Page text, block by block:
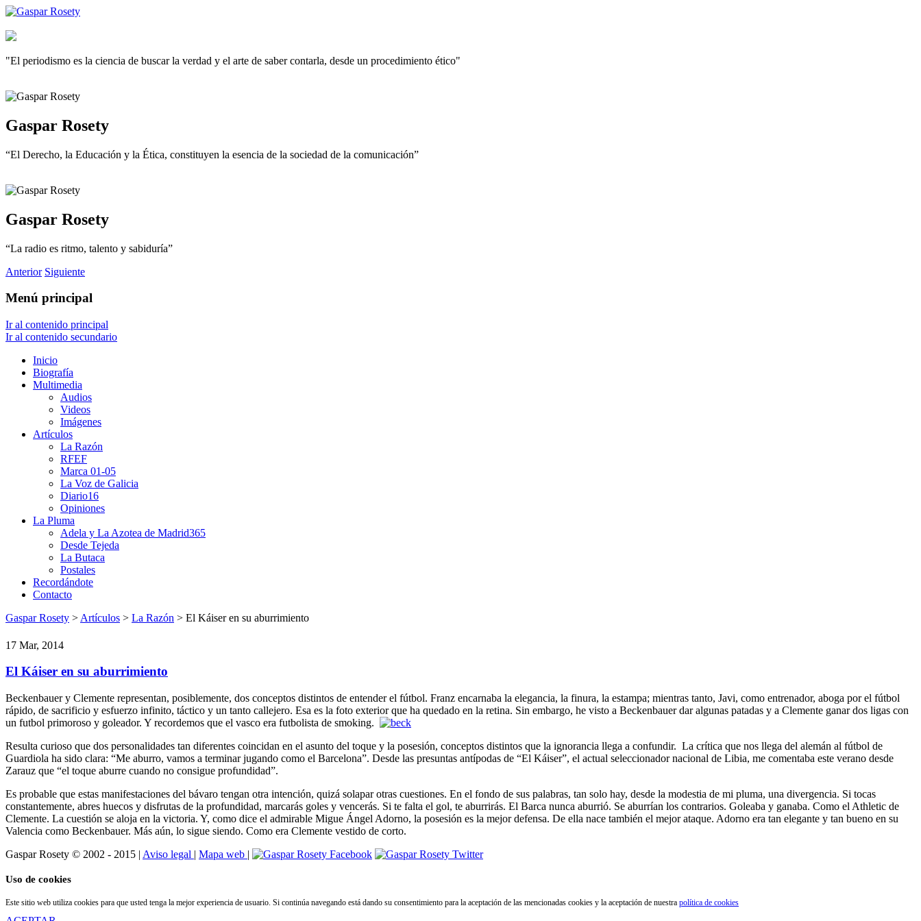
"El periodismo es la ciencia de buscar la verdad y el arte de saber contarla, desde un procedimiento ético"
Gaspar Rosety
“El Derecho, la Educación y la Ética, constituyen la esencia de la sociedad de la comunicación”
Gaspar Rosety
“La radio es ritmo, talento y sabiduría”
Anterior Siguiente
Menú principal
Ir al contenido principal
Ir al contenido secundario
Inicio
Biografía
Multimedia
Audios
Videos
Imágenes
Artículos
La Razón
RFEF
Marca 01-05
La Voz de Galicia
Diario16
Opiniones
La Pluma
Adela y La Azotea de Madrid365
Desde Tejeda
La Butaca
Postales
Recordándote
Contacto
Gaspar Rosety > Artículos > La Razón > El Káiser en su aburrimiento
17 Mar, 2014
El Káiser en su aburrimiento
Beckenbauer y Clemente representan, posiblemente, dos conceptos distintos de entender el fútbol. Franz encarnaba la elegancia, la finura, la estampa; mientras tanto, Javi, como entrenador, aboga por el fútbol
rápido, de sacrificio y esfuerzo infinito, táctico y un tanto callejero. Esa es la foto exterior que ha quedado en la retina. Sin embargo, he visto a Beckenbauer dar algunas patadas y a Clemente ganar dos ligas con
un futbol primoroso y goleador. Y recordemos que el vasco era futbolista de smoking.
Resulta curioso que dos personalidades tan diferentes coincidan en el asunto del toque y la posesión, conceptos distintos que la ignorancia llega a confundir. La crítica que nos llega del alemán al fútbol de
Guardiola ha sido clara: “Me aburro, vamos a terminar jugando como el Barcelona”. Desde las presuntas antípodas de “El Káiser”, el actual seleccionador nacional de Libia, me comentaba este verano desde
Zarauz que “el toque aburre cuando no consigue profundidad”.
Es probable que estas manifestaciones del bávaro tengan otra intención, quizá solapar otras cuestiones. En el fondo de sus palabras, tan solo hay, desde la modestia de mi pluma, una divergencia. Si tocas
constantemente, abres huecos y disfrutas de la profundidad, marcarás goles y vencerás. Si te falta el gol, te aburrirás. El Barca nunca aburrió. Se aburrían los contrarios. Goleaba y ganaba. Como el Athletic de
Clemente. La cuestión se aloja en la victoria. Y, como dice el admirable Migue Ángel Adorno, la posesión es la mejor defensa. De ella nace también el mejor ataque. Adorno era tan elegante y tan bueno en su
Valencia como Beckenbauer. Más aún, lo sigue siendo. Como era Clemente vestido de corto.
Gaspar Rosety © 2002 - 2015 | Aviso legal | Mapa web |
Uso de cookies
Este sitio web utiliza cookies para que usted tenga la mejor experiencia de usuario. Si continúa navegando está dando su consentimiento para la aceptación de las mencionadas cookies y la aceptación de nuestra política de cookies